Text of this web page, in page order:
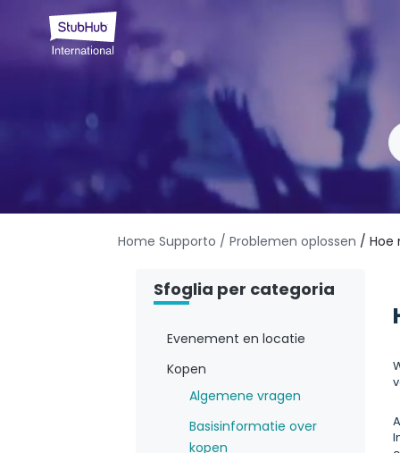
Home Supporto / Problemen oplossen / Hoe
Sfoglia per categoria
Evenement en locatie
Kopen
Algemene vragen
Basisinformatie over
kopen